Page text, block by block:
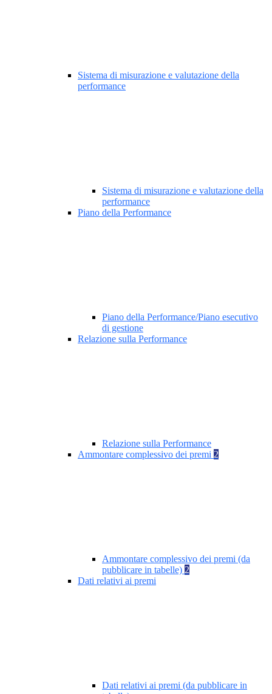
Sistema di misurazione e valutazione della
performance
Sistema di misurazione e valutazione della
performance
Piano della Performance
Piano della Performance/Piano esecutivo
di gestione
Relazione sulla Performance
Relazione sulla Performance
Ammontare complessivo dei premi 2
Ammontare complessivo dei premi (da
pubblicare in tabelle) 2
Dati relativi ai premi
Dati relativi ai premi (da pubblicare in